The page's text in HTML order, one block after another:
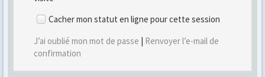
Cacher mon statut en ligne pour cette session
J’ai oublié mon mot de passe | Renvoyer l’e-mail de
confirmation